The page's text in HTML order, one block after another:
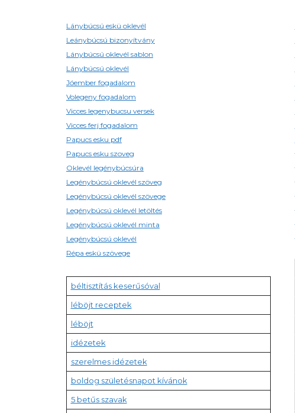
Lánybúcsú eskü oklevél
Leánybúcsú bizonyítvány
Lánybúcsú oklevél sablon
Lánybúcsú oklevél
Jóember fogadalom
Volegeny fogadalom
Vicces legenybucsu versek
Vicces ferj fogadalom
Papucs esku pdf
Papucs esku szoveg
Oklevél legénybúcsúra
Legénybúcsú oklevél szöveg
Legénybúcsú oklevél szövege
Legénybúcsú oklevél letöltés
Legénybúcsú oklevél minta
Legénybúcsú oklevél
Répa eskü szövege
béltisztítás keserűsóval
léböjt receptek
léböjt
idézetek
szerelmes idézetek
boldog születésnapot kívánok
5 betűs szavak